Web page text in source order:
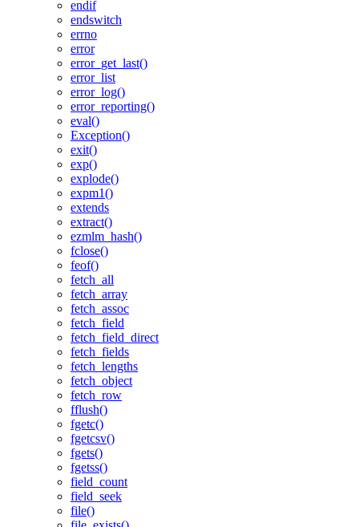
endif
endswitch
errno
error
error_get_last()
error_list
error_log()
error_reporting()
eval()
Exception()
exit()
exp()
explode()
expm1()
extends
extract()
ezmlm_hash()
fclose()
feof()
fetch_all
fetch_array
fetch_assoc
fetch_field
fetch_field_direct
fetch_fields
fetch_lengths
fetch_object
fetch_row
fflush()
fgetc()
fgetcsv()
fgets()
fgetss()
field_count
field_seek
file()